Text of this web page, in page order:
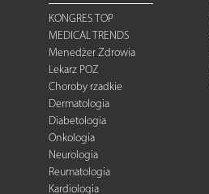
KONGRES TOP
MEDICAL TRENDS
Menedżer Zdrowia
Lekarz POZ
Choroby rzadkie
Dermatologia
Diabetologia
Onkologia
Neurologia
Reumatologia
Kardiologia